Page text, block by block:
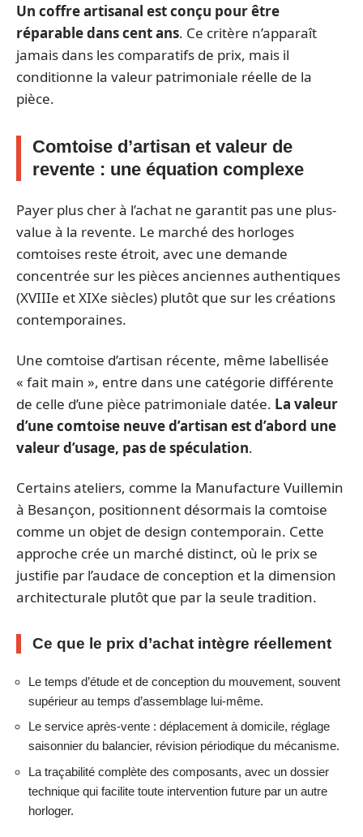
Un coffre artisanal est conçu pour être
réparable dans cent ans. Ce critère n’apparaît
jamais dans les comparatifs de prix, mais il
conditionne la valeur patrimoniale réelle de la
pièce.
Comtoise d’artisan et valeur de
revente : une équation complexe
Payer plus cher à l’achat ne garantit pas une plus-
value à la revente. Le marché des horloges
comtoises reste étroit, avec une demande
concentrée sur les pièces anciennes authentiques
(XVIIIe et XIXe siècles) plutôt que sur les créations
contemporaines.
Une comtoise d’artisan récente, même labellisée
« fait main », entre dans une catégorie différente
de celle d’une pièce patrimoniale datée. La valeur
d’une comtoise neuve d’artisan est d’abord une
valeur d’usage, pas de spéculation.
Certains ateliers, comme la Manufacture Vuillemin
à Besançon, positionnent désormais la comtoise
comme un objet de design contemporain. Cette
approche crée un marché distinct, où le prix se
justifie par l’audace de conception et la dimension
architecturale plutôt que par la seule tradition.
Ce que le prix d’achat intègre réellement
Le temps d’étude et de conception du mouvement, souvent
supérieur au temps d’assemblage lui-même.
Le service après-vente : déplacement à domicile, réglage
saisonnier du balancier, révision périodique du mécanisme.
La traçabilité complète des composants, avec un dossier
technique qui facilite toute intervention future par un autre
horloger.